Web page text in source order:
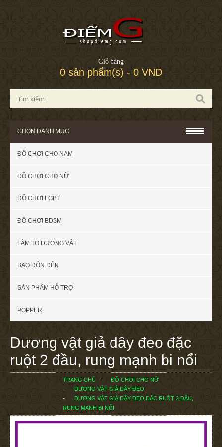
Giỏ hàng
0 sản phẩm(s) - 0 VND
CHỌN DANH MỤC
ĐỒ CHƠI CHO NAM
ĐỒ CHƠI CHO NỮ
ĐỒ CHƠI LGBT
ĐỒ CHƠI BDSM
LÀM TO DƯƠNG VẬT
BAO ĐÔN DÊN
SẢN PHẨM HỖ TRỢ
POPPER
Dương vật giả dây đeo đặc
ruột 2 đầu, rung mạnh bi nổi
TRANG CHỦ
ĐỒ CHƠI CHO NỮ
DƯƠNG VẬT GIẢ DÂY ĐEO
DƯƠNG VẬT GIẢ DÂY ĐEO ĐẶC RUỘT 2 ĐẦU,
RUNG MẠNH BI NỔI